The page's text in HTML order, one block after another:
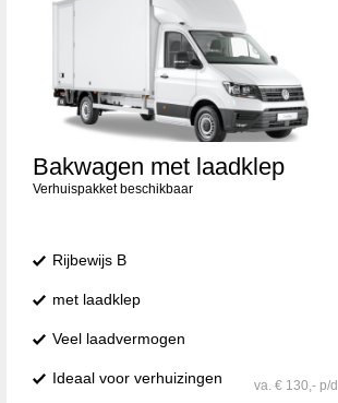
Bakwagen met laadklep
Verhuispakket beschikbaar
Rijbewijs B
met laadklep
Veel laadvermogen
Ideaal voor verhuizingen va. € 130,- p/d